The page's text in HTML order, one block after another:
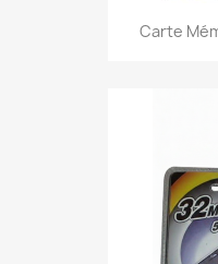
Carte